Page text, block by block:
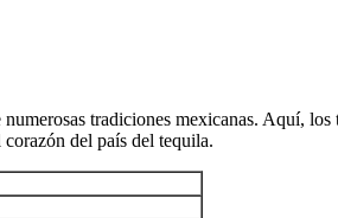
tradiciones mexicanas. Aquí,
del país del tequila.